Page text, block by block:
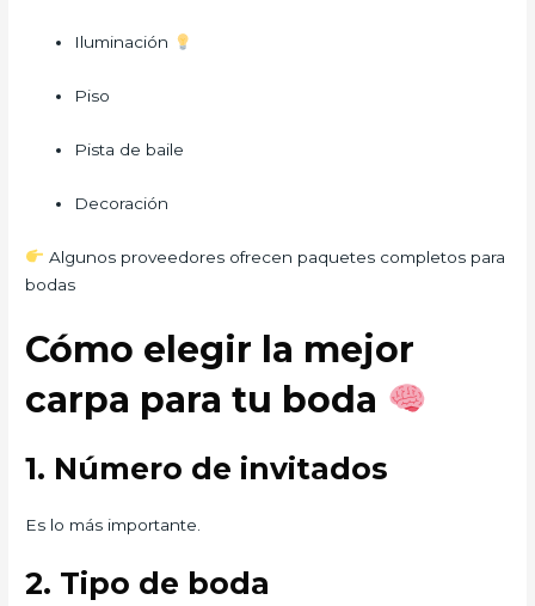
Iluminación
Piso
Pista de baile
Decoración
Algunos proveedores ofrecen paquetes completos para
bodas
Cómo elegir la mejor
carpa para tu boda
1. Número de invitados
Es lo más importante.
2. Tipo de boda